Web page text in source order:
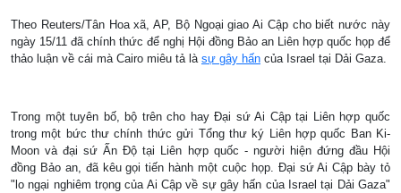
Theo Reuters/Tân Hoa xã, AP, Bộ Ngoại giao Ai Cập cho biết nước này
ngày 15/11 đã chính thức để nghị Hội đồng Bảo an Liên hợp quốc họp để
thảo luận về cái mà Cairo miêu tả là sự gây hấn của Israel tại Dải Gaza.
Trong một tuyên bố, bộ trên cho hay Đại sứ Ai Cập tại Liên hợp quốc
trong một bức thư chính thức gửi Tổng thư ký Liên hợp quốc Ban Ki-
Moon và đại sứ Ấn Độ tại Liên hợp quốc - người hiện đứng đầu Hội
đồng Bảo an, đã kêu gọi tiến hành một cuộc họp. Đại sứ Ai Cập bày tỏ
"lo ngại nghiêm trọng của Ai Cập về sự gây hấn của Israel tại Dải Gaza"